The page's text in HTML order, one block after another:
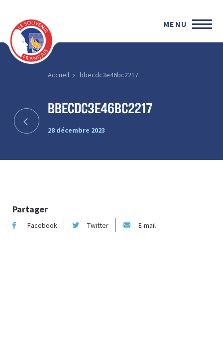
MENU
Accueil bbecdc3e46bc2217
bbecdc3e46bc2217
28 décembre 2023
Partager
Facebook Twitter E-mail